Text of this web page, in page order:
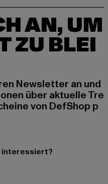
AN, UM
ZU BLEI
Newsletter an und
über aktuelle Tre
von DefShop p
interessiert?